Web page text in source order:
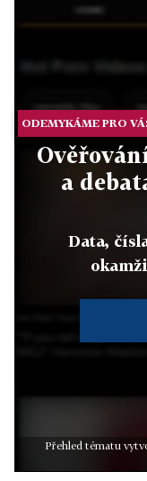
ODEMYKÁME PRO
a
Data,
Přehled tématu